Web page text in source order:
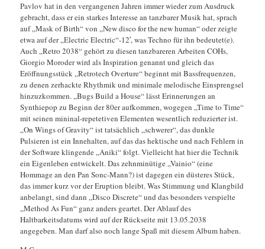
Pavlov hat in den vergangenen Jahren immer wieder zum Ausdruck
gebracht, dass er ein starkes Interesse an tanzbarer Musik hat, sprach
auf „Mask of Birth“ von „New disco for the new human“ oder zeigte
etwa auf der „Electric Electric“-12′, was Techno für ihn bedeutet(e).
Auch „Retro 2038“ gehört zu diesen tanzbareren Arbeiten COHs,
Giorgio Moroder wird als Inspiration genannt und gleich das
Eröffnungsstück „Retrotech Overture“ beginnt mit Bassfrequenzen,
zu denen zerhackte Rhythmik und minimale melodische Einsprengsel
hinzuzkommen. „Bugs Build a House“ lässt Erinnerungen an
Synthiepop zu Beginn der 80er aufkommen, wogegen „Time to Time“
mit seinen mininal-repetetiven Elementen wesentlich reduzierter ist.
„On Wings of Gravity“ ist tatsächlich „schwerer“, das dunkle
Pulsieren ist ein Innehalten, auf das das hektische und nach Fehlern in
der Software klingende „Aniki“ folgt. Vielleicht hat hier die Technik
ein Eigenleben entwickelt. Das zehnminütige „Vainio“ (eine
Hommage an den Pan Sonc-Mann?) ist dagegen ein düsteres Stück,
das immer kurz vor der Eruption bleibt. Was Stimmung und Klangbild
anbelangt, sind dann „Disco Discrete“ und das besonders verspielte
„Method As Fun“ ganz anders geartet. Der Ablauf des
Haltbarkeitsdatums wird auf der Rückseite mit 13.05.2038
angegeben. Man darf also noch lange Spaß mit diesem Album haben.